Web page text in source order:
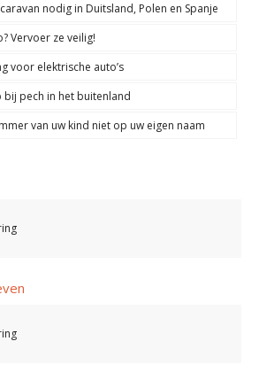
nodig in Duitsland, Polen en Spanje
Vervoer ze veilig!
voor elektrische auto’s
bij pech in het buitenland
van uw kind niet op uw eigen naam